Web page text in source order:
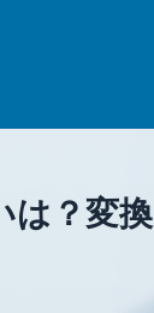
？変